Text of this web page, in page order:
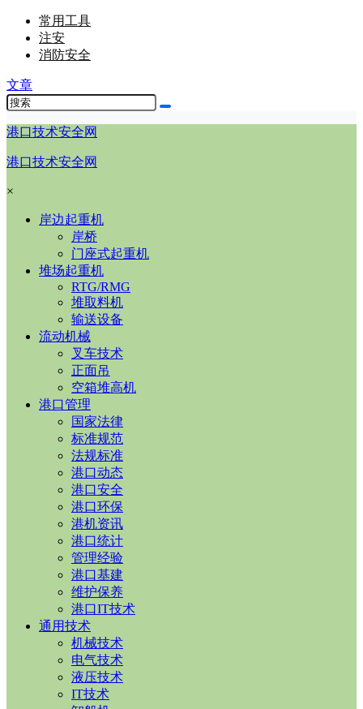
常用工具
注安
消防安全
文章
港口技术安全网
港口技术安全网
×
岸边起重机
岸桥
门座式起重机
堆场起重机
RTG/RMG
堆取料机
输送设备
流动机械
叉车技术
正面吊
空箱堆高机
港口管理
国家法律
标准规范
法规标准
港口动态
港口安全
港口环保
港机资讯
港口统计
管理经验
港口基建
维护保养
港口IT技术
通用技术
机械技术
电气技术
液压技术
IT技术